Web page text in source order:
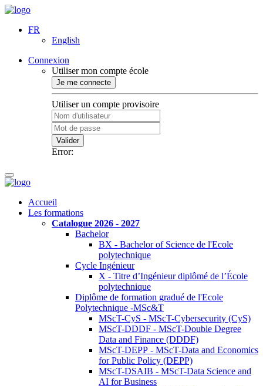
FR
English
Connexion
Utiliser mon compte école
Je me connecte
Utiliser un compte provisoire
Valider
Error:
Accueil
Les formations
Catalogue 2026 - 2027
Bachelor
BX - Bachelor of Science de l'Ecole
polytechnique
Cycle Ingénieur
X - Titre d’Ingénieur diplômé de l’École
polytechnique
Diplôme de formation gradué de l'Ecole
Polytechnique -MSc&T
MScT-CyS - MScT-Cybersecurity (CyS)
MScT-DDDF - MScT-Double Degree
Data and Finance (DDDF)
MScT-DEPP - MScT-Data and Economics
for Public Policy (DEPP)
MScT-DSAIB - MScT-Data Science and
AI for Business